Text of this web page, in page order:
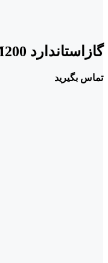
گازاستاندارد FM200 برند Dupont آمریکا
تماس بگیرید